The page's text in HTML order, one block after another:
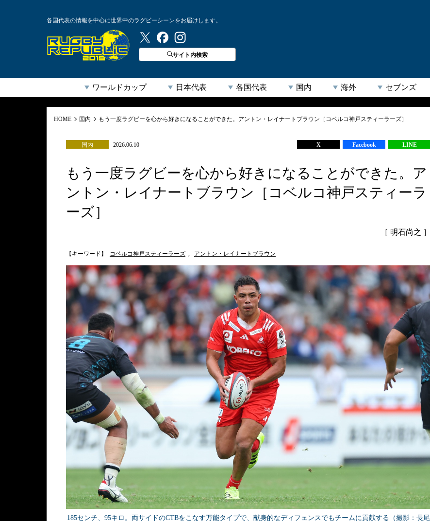
各国代表の情報を中心に世界中のラグビーシーンをお届けします。
ラグビーリパブリック
サイト内検索
ワールドカップ 日本代表 各国代表 国内 海外 セブンズ
HOME 国内 もう一度ラグビーを心から好きになることができた。アントン・レイナートブラウン［コベルコ神戸スティーラーズ］
国内 2026.06.10 X Facebook LINE
もう一度ラグビーを心から好きになることができた。ア
ントン・レイナートブラウン［コベルコ神戸スティーラ
ーズ］
［ 明石尚之 ］
【キーワード】 コベルコ神戸スティーラーズ , アントン・レイナートブラウン
185センチ、95キロ。両サイドのCTBをこなす万能タイプで、献身的なディフェンスでもチームに貢献する（撮影：長尾